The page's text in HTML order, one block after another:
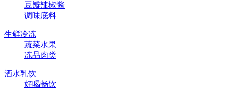
豆瓣辣椒酱
调味底料
生鲜冷冻
蔬菜水果
冻品肉类
酒水乳饮
好喝畅饮